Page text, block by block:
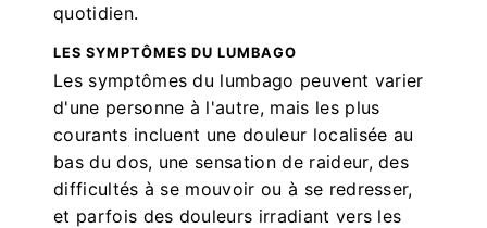
quotidien.
LES SYMPTÔMES DU LUMBAGO
Les symptômes du lumbago peuvent varier
d'une personne à l'autre, mais les plus
courants incluent une douleur localisée au
bas du dos, une sensation de raideur, des
difficultés à se mouvoir ou à se redresser,
et parfois des douleurs irradiant vers les